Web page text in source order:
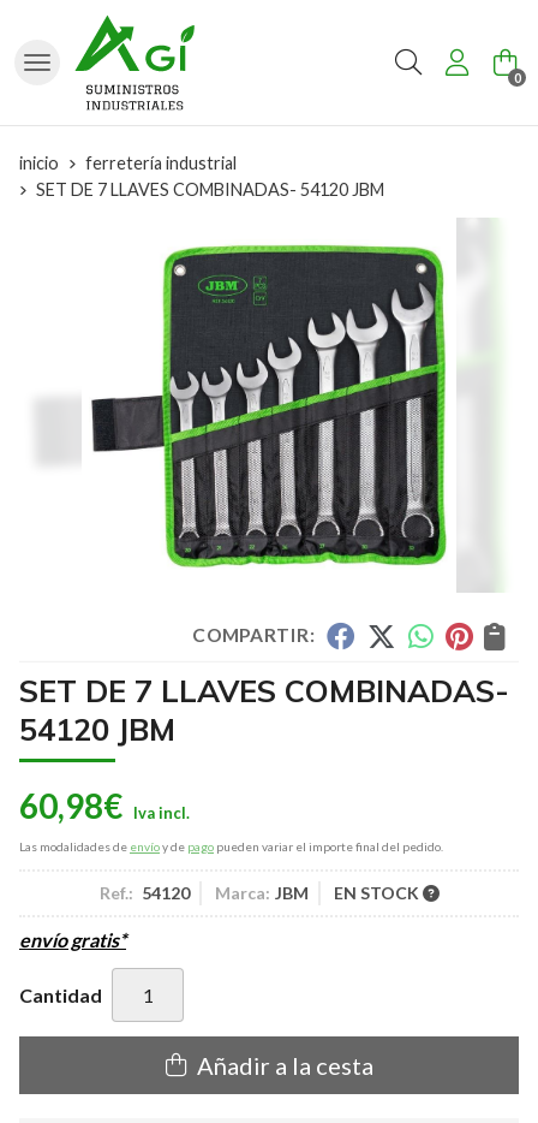
Buscar 0
inicio
ferretería industrial
SET DE 7 LLAVES COMBINADAS- 54120 JBM
COMPARTIR:
SET DE 7 LLAVES COMBINADAS-
54120 JBM
60,98€
Las modalidades de envíoy de pago pueden variar el importe final del pedido.
Ref.: 54120 Marca: JBM EN STOCK
envío gratis*
Cantidad
Añadir a la cesta